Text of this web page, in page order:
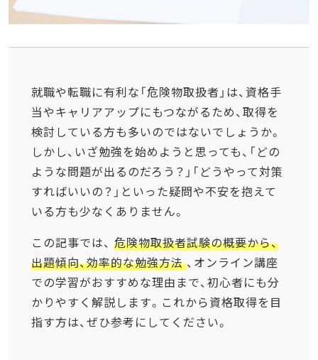
就職や転職に有利な「危険物取扱者」は、資格手
当やキャリアアップにもつながるため、取得を
検討している方も多いのではないでしょうか。
しかし、いざ勉強を始めようと思っても、「どの
ような問題が出るのだろう？」「どうやって対策
すればいいの？」といった疑問や不安を抱えて
いる方も少なくありません。
この記事では、 危険物取扱者試験の概要から、
出題傾向、効率的な勉強方法、オンライン講座
での学習がおすすめな理由まで、初心者にも分
かりやすく解説します。これから資格取得を目
指す方は、ぜひ参考にしてください。